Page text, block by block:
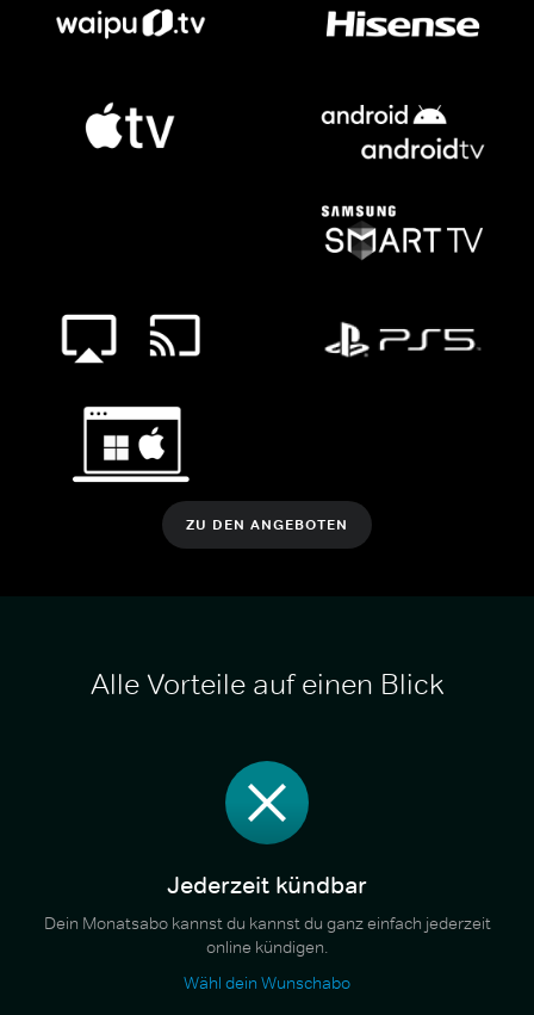
ZU DEN ANGEBOTEN
Alle Vorteile auf einen Blick
Jederzeit kündbar
Dein Monatsabo kannst du kannst du ganz einfach jederzeit
online kündigen.
Wähl dein Wunschabo